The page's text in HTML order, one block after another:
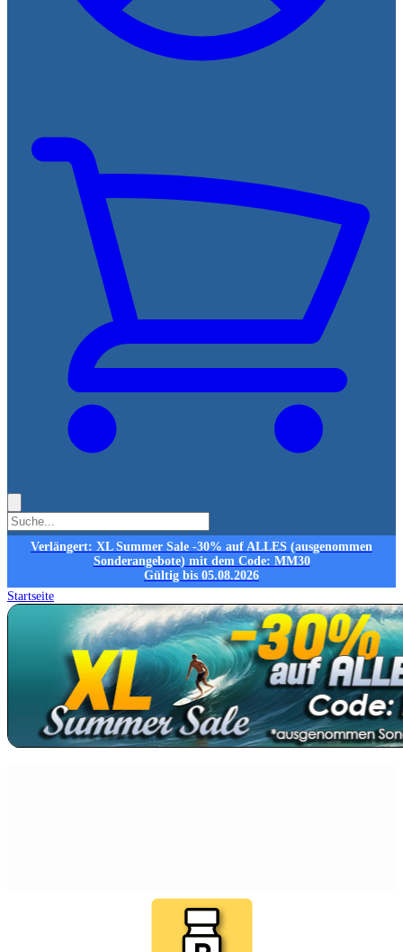
Verlängert: XL Summer Sale -30% auf ALLES (ausgenommen
Sonderangebote) mit dem Code: MM30
Gültig bis 05.08.2026
Startseite